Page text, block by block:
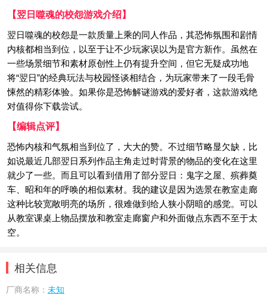
【翌日噬魂的校怨游戏介绍】
翌日噬魂的校怨是一款质量上乘的同人作品，其恐怖氛围和剧情
内核都相当到位，以至于让不少玩家误以为是官方新作。虽然在
一些场景细节和素材原创性上仍有提升空间，但它无疑成功地
将“翌日”的经典玩法与校园怪谈相结合，为玩家带来了一段毛骨
悚然的精彩体验。如果你是恐怖解谜游戏的爱好者，这款游戏绝
对值得你下载尝试。
【编辑点评】
恐怖内核和气氛相当到位了，大大的赞。不过细节略显欠缺，比
如说最近几部翌日系列作品主角走过时背景的物品的变化在这里
就少了一些。而且可以看到借用了部分翌日：鬼字之屋、殡葬奠
车、昭和年的呼唤的相似素材。我的建议是因为选景在教室走廊
这种比较宽敞明亮的场所，很难做到给人狭小阴暗的感觉。可以
从教室课桌上物品摆放和教室走廊窗户和外面做点东西不至于太
空。
相关信息
厂商名称： 未知